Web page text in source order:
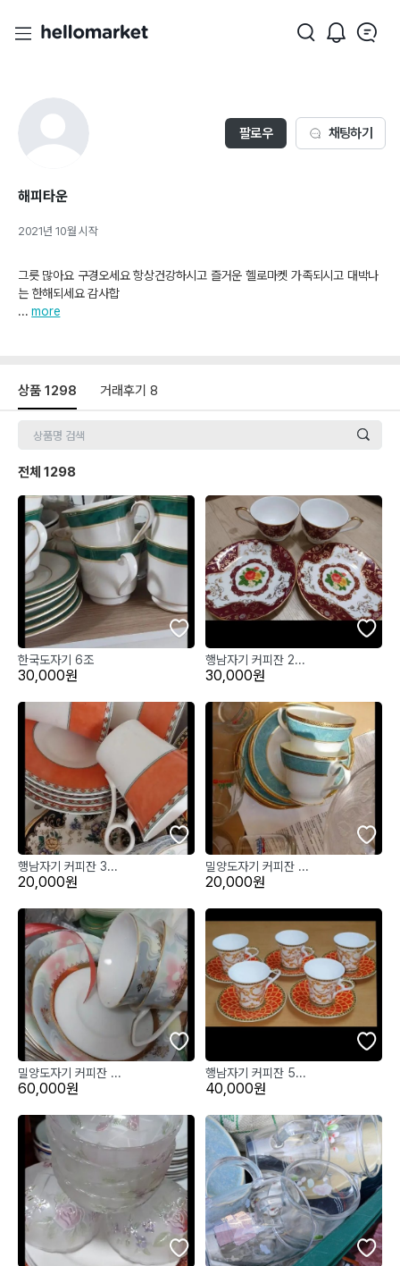
해피타운
2021년 10월 시작
팔로우 채팅하기
그릇 많아요 구경오세요 항상건강하시고 즐거운 헬로마켓 가족되시고 대박나
는 한해되세요 감사합
... more
상품 1298 거래후기 8
전체 1298
한국도자기 6조
30,000원
행남자기 커피잔 2...
30,000원
행남자기 커피잔 3...
20,000원
밀양도자기 커피잔 ...
20,000원
밀양도자기 커피잔 ...
60,000원
행남자기 커피잔 5...
40,000원